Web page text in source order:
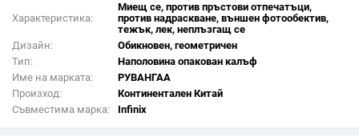
Характеристика:
Миещ се, против пръстови отпечатъци,
против надраскване, външен фотообектив,
тежък, лек, неплъзгащ се
Дизайн:
Обикновен, геометричен
Тип:
Наполовина опакован калъф
Име на марката:
РУВАНГАА
Произход:
Континентален Китай
Съвместима марка:
Infinix